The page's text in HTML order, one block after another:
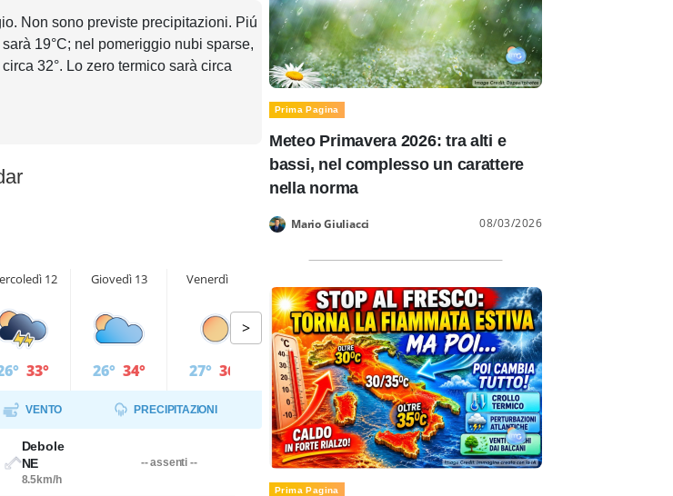
Non sono previste precipitazioni. Piú
19°C; nel pomeriggio nubi sparse,
32°. Lo zero termico sarà circa
12
33°
Giovedì 13
26° 34°
Venerdì 14
27° 36°
>
VENTO PRECIPITAZIONI
Debole
NE
8.5km/h
-- assenti --
Prima Pagina
Meteo Primavera 2026: tra alti e
bassi, nel complesso un carattere
nella norma
Mario Giuliacci 08/03/2026
Prima Pagina